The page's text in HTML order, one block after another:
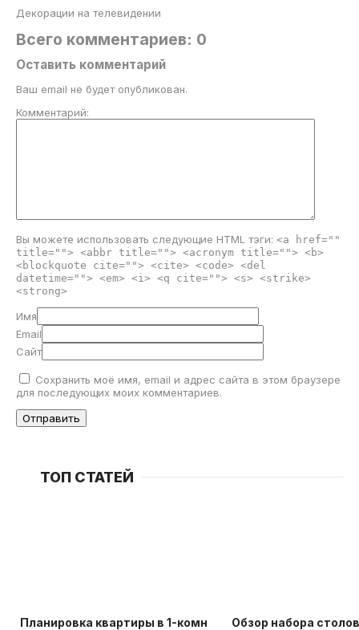
Декорации на телевидении
Всего комментариев: 0
Оставить комментарий
Ваш email не будет опубликован.
Комментарий:
Вы можете использовать следующие HTML тэги: <a href=""
title=""> <abbr title=""> <acronym title=""> <b>
<blockquote cite=""> <cite> <code> <del
datetime=""> <em> <i> <q cite=""> <s> <strike>
<strong>
Имя
Email
Сайт
Сохранить моё имя, email и адрес сайта в этом браузере
для последующих моих комментариев.
ТОП СТАТЕЙ
Планировка квартиры в 1-комнатной хрущевке: идеи
Обзор набора